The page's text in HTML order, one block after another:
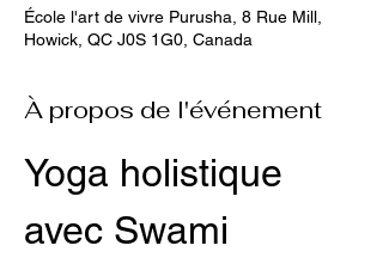
École l'art de vivre Purusha, 8 Rue Mill,
Howick, QC J0S 1G0, Canada
À propos de l'événement
Yoga holistique
avec Swami